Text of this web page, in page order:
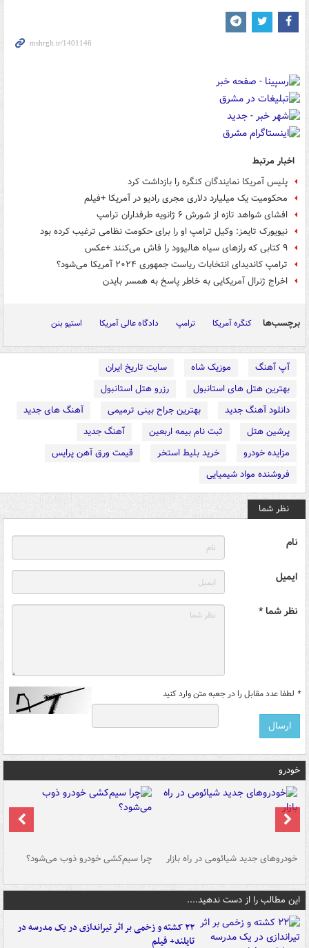
اخبار مرتبط
پلیس آمریکا نمایندگان کنگره را بازداشت کرد
محکومیت یک میلیارد دلاری مجری رادیو در آمریکا +فیلم
افشای شواهد تازه از شورش ۶ ژانویه طرفداران ترامپ
نیویورک‌ تایمز: وکیل ترامپ او را برای حکومت نظامی ترغیب کرده بود
۹ کتابی که رازهای سیاه هالیوود را فاش می‌کنند +عکس
ترامپ کاندیدای انتخابات ریاست جمهوری ۲۰۲۴ آمریکا می‌شود؟
اخراج ژنرال آمریکایی به خاطر پاسخ به همسر بایدن
برچسب‌ها کنگره آمریکا ترامپ دادگاه عالی آمریکا استیو بنن
آپ آهنگ موزیک شاه
سایت تاریخ ایران
بهترین هتل های استانبول
رزرو هتل استانبول
دانلود آهنگ جدید
بهترین جراح بینی ترمیمی
آهنگ های جدید
پرشین هتل
ثبت نام بیمه اربعین
آهنگ جدید
مزایده خودرو
خرید بلیط استخر
قیمت ورق آهن پرایس
فروشنده مواد شیمیایی
نظر شما
نام
ایمیل
نظر شما *
* لطفا عدد مقابل را در جعبه متن وارد کنید
خودرو
خودروهای جدید شیائومی در راه بازار چرا سیم‌کشی خودرو ذوب می‌شود؟
این مطالب را از دست ندهید....
۲۲ کشته و زخمی بر اثر تیراندازی در یک مدرسه در
تایلند+ فیلم